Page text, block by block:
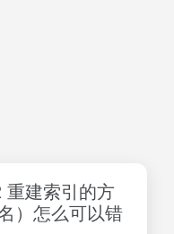
重建索引的方
）怎么可以错